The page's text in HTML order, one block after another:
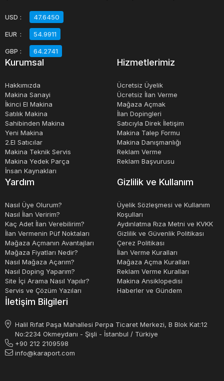
temizleyerek, kalay kaplama işlemi için hazırlarlar.
Ardından, kalay kaplama işlemi gerçekleştirilir ve son
olarak kutuların kuruması için bir fırına yerleştirilirler.
makineler, ürünlerin korunmasını sağlayarak raf ömrünü
artırırlar. Ayrıca, metal ambalajlar, dayanıklı ve hijyenik
olduğu için gıda, ilaç ve kozmetik gibi ürünlerin
ambalajlanması için idealdir. Metal ambalaj makinaları,
maliyetleri azaltarak ve işgücü maliyetlerini düşürerek
üretim maliyetlerini azaltırlar. Ayrıca, ürünlerin
depolanması ve taşınması sırasında hasar riskini
Sonuç olarak, metal ambalaj makinaları, farklı tiplerde
metal malzemeleri kullanarak dayanıklı ve hijyenik
ambalajlama çözümleri sunan makinelerdir. Bu makineler,
farklı işlemler kullanarak metal malzemeleri şekillendirirler
ve birçok avantaj sunarlar.
USD : 47.6450
EUR : 54.9911
GBP : 64.2741
Kurumsal
Hakkımızda
Makina Sanayi
İkinci El Makina
Satılık Makina
Sahibinden Makina
Yeni Makina
2.El Satıcılar
Makina Teknik Servis
Makina Yedek Parça
İnsan Kaynakları
Hizmetlerimiz
Ücretsiz Üyelik
Ücretsiz İlan Verme
Mağaza Açmak
İlan Dopingleri
Satıcıyla Direk İletişim
Makina Talep Formu
Makina Danışmanlığı
Reklam Verme
Reklam Başvurusu
Yardım
Nasıl Üye Olurum?
Nasıl İlan Veririm?
Kaç Adet İlan Verebilirim?
İlan Vermenin Püf Noktaları
Mağaza Açmanın Avantajları
Mağaza Fiyatları Nedir?
Nasıl Mağaza Açarım?
Nasıl Doping Yaparım?
Site İçi Arama Nasıl Yapılır?
Servis ve Çözüm Yazıları
Gizlilik ve Kullanım
Üyelik Sözleşmesi ve Kullanım
Koşulları
Aydınlatma Rıza Metni ve KVKK
Gizlilik ve Güvenlik Politikası
Çerez Politikası
İlan Verme Kuralları
Mağaza Açma Kuralları
Reklam Verme Kuralları
Makina Ansiklopedisi
Haberler ve Gündem
İletişim Bilgileri
Halil Rıfat Paşa Mahallesi Perpa Ticaret Merkezi, B Blok Kat:12
No:2234 Okmeydanı - Şişli - İstanbul / Türkiye
+90 212 2109598
info@karaport.com